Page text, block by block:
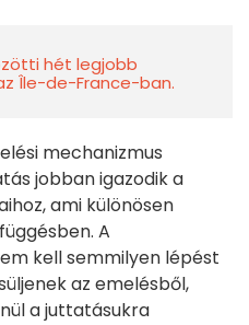
hét legjobb
Île-de-France-ban.
mechanizmus
jobban igazodik a
ami különösen
A
kell semmilyen lépést
az emelésből,
a juttatásukra